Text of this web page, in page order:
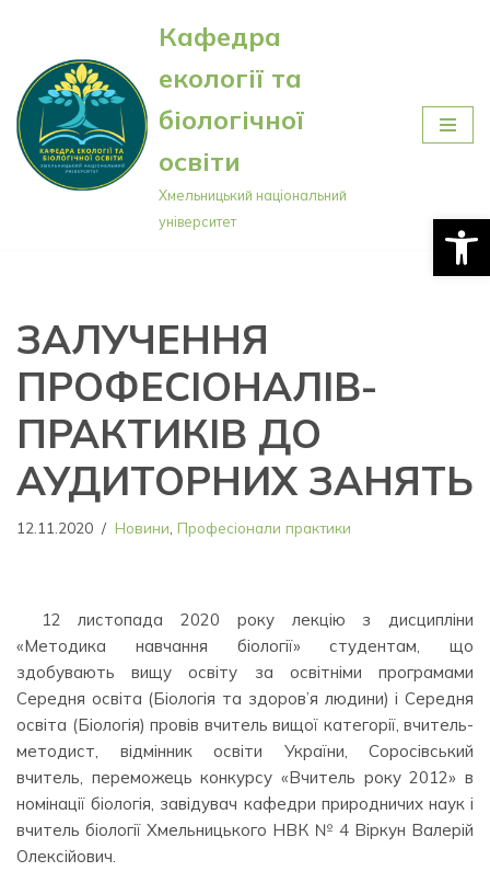
Перейти
до
вмісту
Кафедра
екології та
біологічної
освіти
Хмельницький національний
університет
ЗАЛУЧЕННЯ
ПРОФЕСІОНАЛІВ-
ПРАКТИКІВ ДО
АУДИТОРНИХ ЗАНЯТЬ
12.11.2020 Новини Професіонали практики
12 листопада 2020 року лекцію з дисципліни
«Методика навчання біології» студентам, що
здобувають вищу освіту за освітніми програмами
Середня освіта (Біологія та здоров’я людини) і Середня
освіта (Біологія) провів вчитель вищої категорії, вчитель-
методист, відмінник освіти України, Соросівський
вчитель, переможець конкурсу «Вчитель року 2012» в
номінації біологія, завідувач кафедри природничих наук і
вчитель біології Хмельницького НВК № 4 Віркун Валерій
Олексійович.